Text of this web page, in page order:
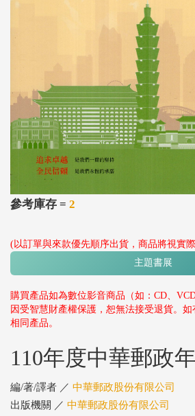
參考庫存 = 2
(以訂單與來款優先順序出貨，商品將視實
主題書展
購買產品如為數位影音商品（如：CD、
因受智慧財產權保護，恕無法接受退貨。
相同產品。
110年度中華郵政
編/著/譯者 ／ 中華郵政股份有限公司
出版機關 ／ 中華郵政股份有限公司